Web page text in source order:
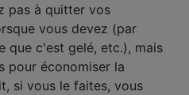
pas à quitter vos
vous devez (par
que c'est gelé, etc.), mais
pour économiser la
si vous le faites, vous